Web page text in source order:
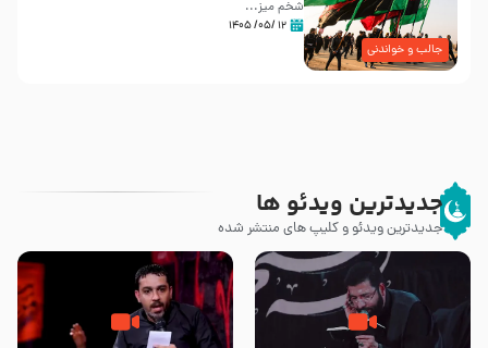
جالب و خواندنی
شخم میز...
۱۲ /۰۵/ ۱۴۰۵
جدیدترین ویدئو ها
جدیدترین ویدئو و کلیپ های منتشر شده